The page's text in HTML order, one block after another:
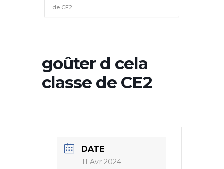
de CE2
goûter d cela
classe de CE2
DATE
11 Avr 2024